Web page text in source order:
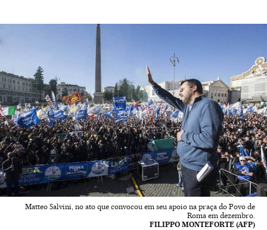
Matteo Salvini, no ato que convocou em seu apoio na praça do Povo de
Roma em dezembro.
FILIPPO MONTEFORTE (AFP)